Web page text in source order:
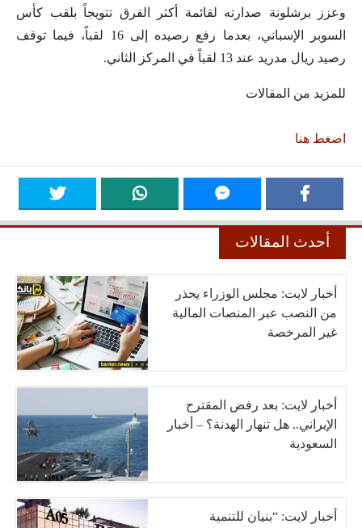
وعزز برشلونة صدارته لقائمة أكثر الفرق تتويجاً بلقب كأس
السوبر الإسباني، بعدما رفع رصيده إلى 16 لقباً، فيما توقف
رصيد ريال مدريد عند 13 لقباً في المركز الثاني.
للمزيد من المقالات
اضغط هنا
أحدث المقالات
أخبار لايت: مجلس الوزراء يحذر
من النصب عبر المنصات المالية
غير المرخصة
أخبار لايت: بعد رفض المقترح
الإيراني.. هل تنهار الهدنة؟ – أخبار
السعودية
أخبار لايت: “بنيان للتنمية